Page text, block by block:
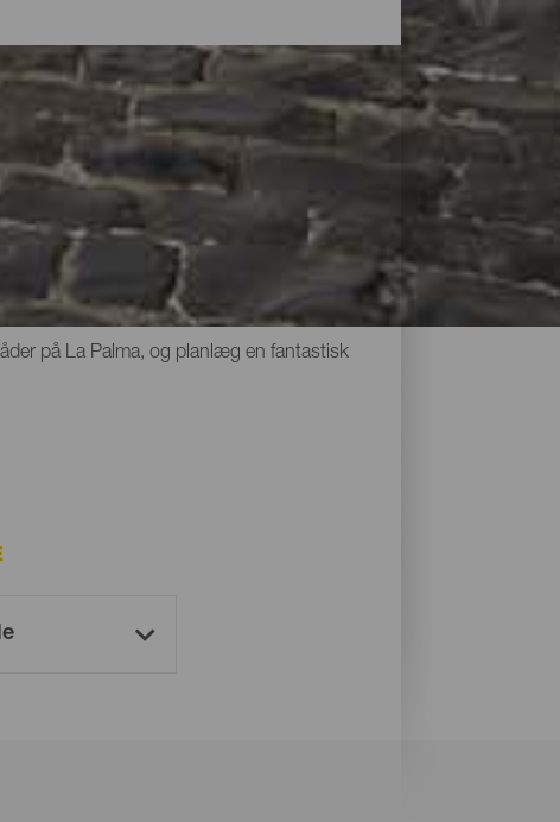
er en god måde at tilbringe en
på gadeplan med deres farverige
konkurrencedygtige priser på nogle
på La Palma, og planlæg en fantastisk